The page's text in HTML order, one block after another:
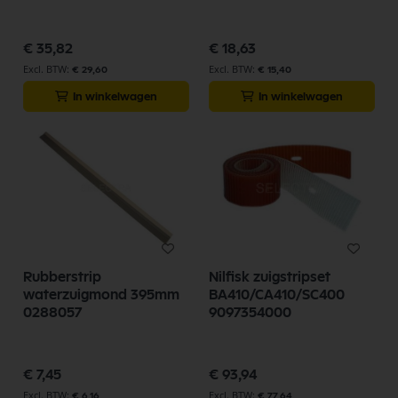
€ 35,82
€ 29,60
In winkelwagen
€ 18,63
€ 15,40
In winkelwagen
Rubberstrip
waterzuigmond 395mm
0288057
€ 7,45
€ 6,16
Nilfisk zuigstripset
BA410/CA410/SC400
9097354000
€ 93,94
€ 77,64